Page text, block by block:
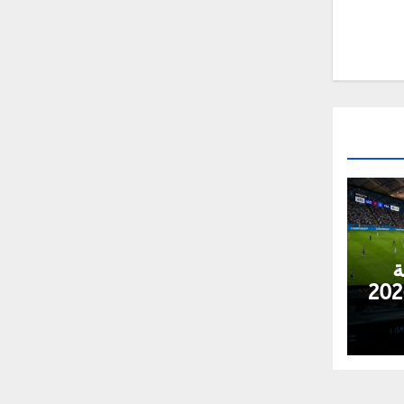
كأس العالم 2026